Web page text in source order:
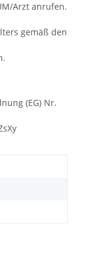
Arzt anrufen.
gemäß den
(EG) Nr.